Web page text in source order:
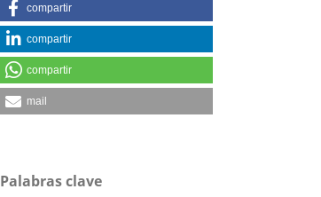
compartir
compartir
compartir
mail
Palabras clave